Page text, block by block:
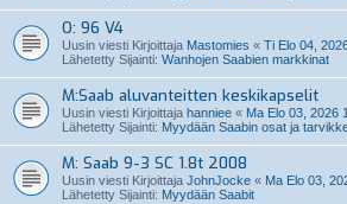
O: 96 V4
Uusin viesti Kirjoittaja Mastomies « Ti Elo 04,
Lähetetty Sijainti: Wanhojen Saabien markkinat
M:Saab aluvanteitten keskikapselit
Uusin viesti Kirjoittaja hanniee « Ma Elo 03, 2026
Lähetetty Sijainti: Myydään Saabin osat ja
M: Saab 9-3 SC 1.8t 2008
Uusin viesti Kirjoittaja JohnJocke « Ma Elo 03,
Lähetetty Sijainti: Myydään Saabit